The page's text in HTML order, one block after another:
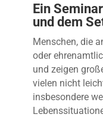
Ein
und dem
Menschen, die
oder
und zeigen
vielen nicht
insbesondere